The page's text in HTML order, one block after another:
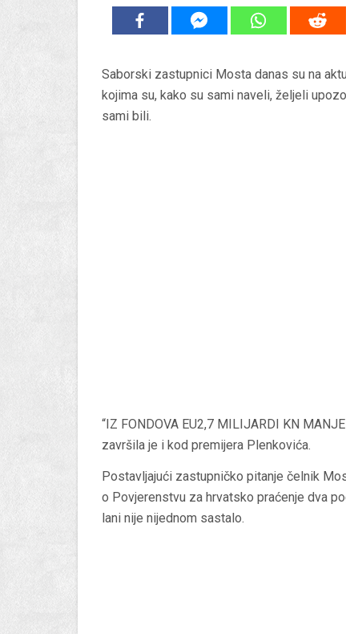
Saborski zastupnici Mosta danas su na
kojima su, kako su sami naveli, željeli
sami bili.
“IZ FONDOVA EU2,7 MILIJARDI KN
završila je i kod premijera Plenkovića.
Postavljajući zastupničko pitanje čelnik
o Povjerenstvu za hrvatsko praćenje dva
lani nije nijednom sastalo.